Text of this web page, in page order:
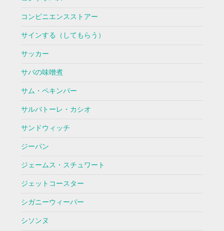
コンビニエンスストアー
サインする（してもらう）
サッカー
サバの味噌煮
サム・ペキンパー
サルバトーレ・カシオ
サンドウィッチ
ジーパン
ジェームス・スチュワート
ジェットコースター
シガニーウィーバー
シソンヌ